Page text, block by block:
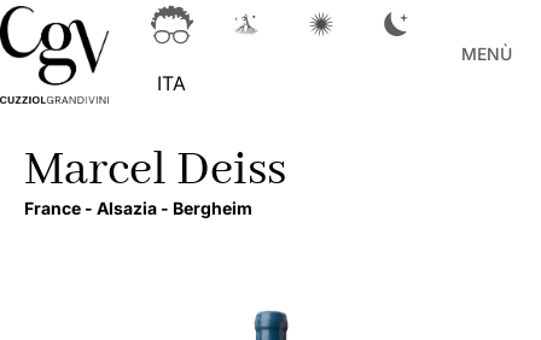
ITA
MENÙ
Marcel Deiss
France - Alsazia - Bergheim